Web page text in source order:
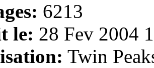
6213
le: 28 Fev 2004
Twin